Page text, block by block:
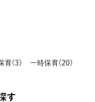
育(3) 一時保育( 20)
す